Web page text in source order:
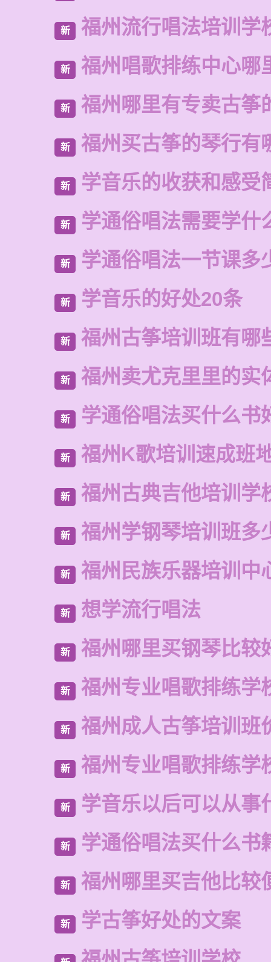
新 福州流行唱法培训学
新 福州唱歌排练中心哪
新 福州哪里有专卖古筝
新 福州买古筝的琴行有
新 学音乐的收获和感受
新 学通俗唱法需要学什
新 学通俗唱法一节课多
新 学音乐的好处20条
新 福州古筝培训班有哪
新 福州卖尤克里里的实
新 学通俗唱法买什么书
新 福州K歌培训速成班
新 福州古典吉他培训学
新 福州学钢琴培训班多
新 福州民族乐器培训中
新 想学流行唱法
新 福州哪里买钢琴比较
新 福州专业唱歌排练学
新 福州成人古筝培训班
新 福州专业唱歌排练学
新 学音乐以后可以从事
新 学通俗唱法买什么书
新 福州哪里买吉他比较
新 学古筝好处的文案